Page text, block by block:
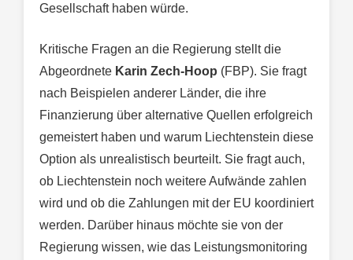
Gesellschaft haben würde.
Kritische Fragen an die Regierung stellt die
Abgeordnete Karin Zech-Hoop (FBP). Sie fragt
nach Beispielen anderer Länder, die ihre
Finanzierung über alternative Quellen erfolgreich
gemeistert haben und warum Liechtenstein diese
Option als unrealistisch beurteilt. Sie fragt auch,
ob Liechtenstein noch weitere Aufwände zahlen
wird und ob die Zahlungen mit der EU koordiniert
werden. Darüber hinaus möchte sie von der
Regierung wissen, wie das Leistungsmonitoring